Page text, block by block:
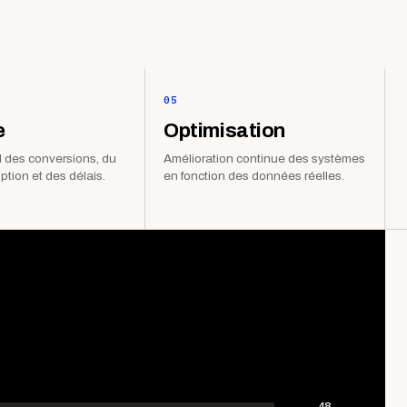
des conversions, du
et des délais.
05
Optimisation
Amélioration continue des systèmes
en fonction des données réelles.